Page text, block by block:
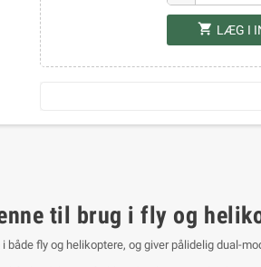
shopping_cart LÆG I
til brug i fly og
både fly og helikoptere, og giver pålidelig dual-